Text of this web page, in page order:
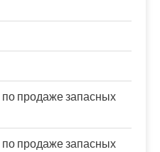
продаже запасных
продаже запасных